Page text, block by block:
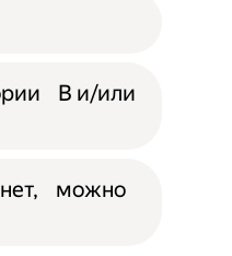
B и/или
нет, можно